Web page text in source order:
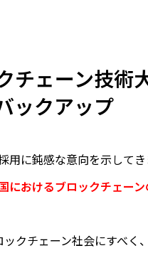
チェーン技術
ックアップ
に鈍感な意向を示してき
におけるブロックチェー
クチェーン社会にすべく